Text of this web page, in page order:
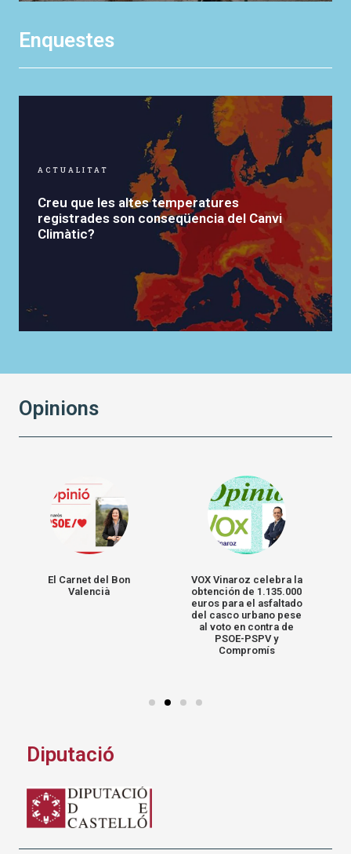
Enquestes
ACTUALITAT
Creu que les altes temperatures
registrades son conseqüencia del Canvi
Climàtic?
Opinions
VOX Vinaroz celebra la
obtención de 1.135.000
Visita de la nostra
Secretària General
Diana Morant
Diputació